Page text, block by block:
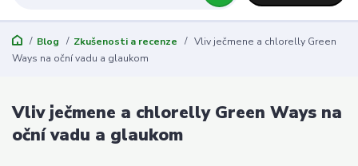
Blog Zkušenosti a recenze
Vliv ječmene a chlorelly Green
Ways na oční vadu a glaukom
Vliv ječmene a chlorelly Green Ways na
oční vadu a glaukom